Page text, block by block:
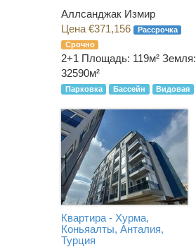
Аллсанджак Измир
Цена €371,156
Рассрочка
Срочно
2+1 Площадь: 119м² Земля:
32590м²
Парковка Бассейн Видовая
Квартира - Хурма,
Коньяалты, Анталия,
Турция